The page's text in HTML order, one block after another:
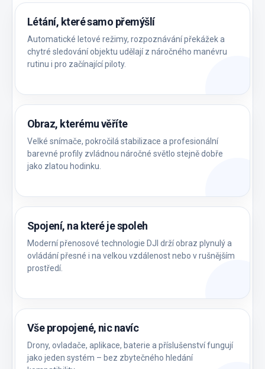
Létání, které samo přemýšlí
Automatické letové režimy, rozpoznávání překážek a
chytré sledování objektu udělají z náročného manévru
rutinu i pro začínající piloty.
Obraz, kterému věříte
Velké snímače, pokročilá stabilizace a profesionální
barevné profily zvládnou náročné světlo stejně dobře
jako zlatou hodinku.
Spojení, na které je spoleh
Moderní přenosové technologie DJI drží obraz plynulý a
ovládání přesné i na velkou vzdálenost nebo v rušnějším
prostředí.
Vše propojené, nic navíc
Drony, ovladače, aplikace, baterie a příslušenství fungují
jako jeden systém – bez zbytečného hledání